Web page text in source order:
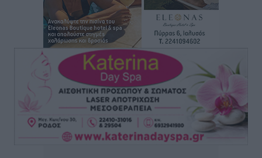
ΑΕΡΑ: Δεν σταματάει να ενισχύεται, νέο απόκτημα ο
Μητρόπουλος
Αθλητικά• πριν 4 ώρες
Κλεάνθης: Δουλειές μετά ευχαριστιών στο γήπεδο,
ατομικό για δύο
Αθλητικά πριν 4 ώρες
Φοίβος: Εν αναμονή του Νίκου Λαζίδη